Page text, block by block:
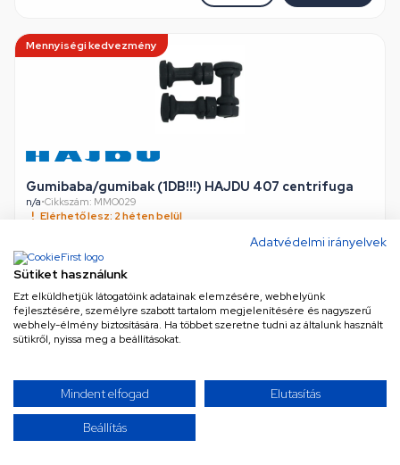
Adatvédelmi irányelvek
Sütiket használunk
Ezt elküldhetjük látogatóink adatainak elemzésére, webhelyünk
fejlesztésére, személyre szabott tartalom megjelenítésére és nagyszerű
webhely-élmény biztosítására. Ha többet szeretne tudni az általunk használt
sütikről, nyissa meg a beállításokat.
Mindent elfogad Elutasítás
Beállítás
Mennyiségi kedvezmény
Gumibaba/gumibak (1DB!!!) HAJDU 407 centrifuga
n/a•Cikkszám: MMO029
Elérhető lesz: 2 héten belül
Nettó 454 Ft
KOSÁRBA
TOVÁBBIAK BETÖLTÉSE